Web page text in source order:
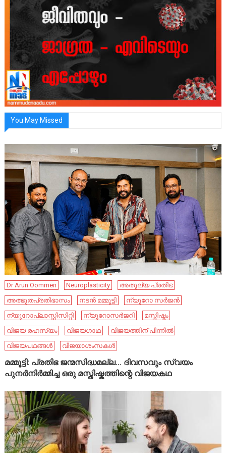
You May Missed
Dr Arun Oommen Neuroplasticity
അതുല്യ പ്രതിഭ
അത്ഭുതപ്രതിഭാസം
നടൻ മമ്മൂട്ടി
ന്യൂറോ സർജൻ
ന്യൂറോപ്ലാസ്റ്റിസിറ്റി
ന്യൂറോസർജറി
മസ്തിഷ്കം
വിജയ രഹസ്യം
വിജയഗാഥ
വിജയത്തിന് പിന്നിൽ
വിജയപഥങ്ങൾ
വിജയാശംസകൾ
മമ്മൂട്ടി: പ്രതിഭ ജന്മസിദ്ധമല്ല… ദിവസവും സ്വയം
പുനർനിർമ്മിച്ച ഒരു മസ്തിഷ്കത്തിന്റെ വിജയകഥ